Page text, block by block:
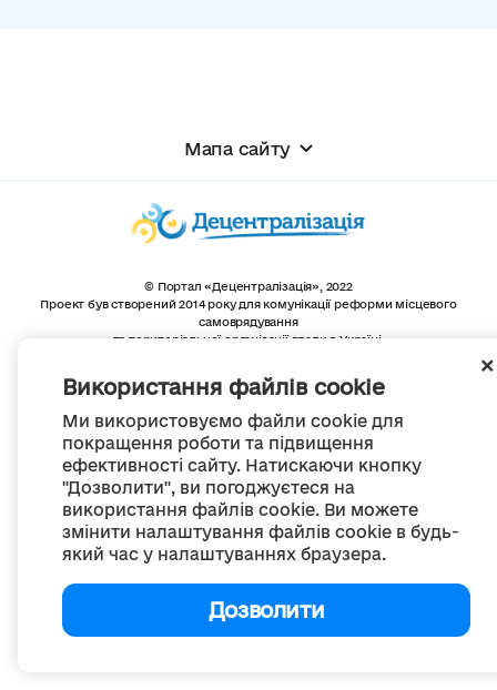
Використання файлів cookie
Ми використовуємо файли cookie для
покращення роботи та підвищення
ефективності сайту. Натискаючи кнопку
"Дозволити", ви погоджуєтеся на
використання файлів cookie. Ви можете
змінити налаштування файлів cookie в будь-
який час у налаштуваннях браузера.
Дозволити
Мапа сайту
© Портал «Децентралізація», 2022
Проект був створений 2014 року для комунікації реформи місцевого
самоврядування
та територіальної організації влади в Україні.
Весь контент доступний за ліцензією
Creative Commons Attribution 4.0 International license,
якщо не зазначено інше